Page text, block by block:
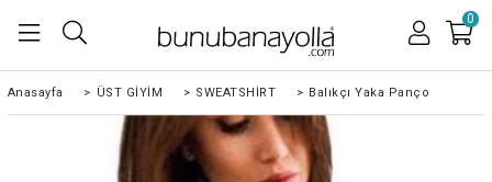
0
Anasayfa > ÜST GİYİM > SWEATSHİRT > Balıkçı Yaka Panço